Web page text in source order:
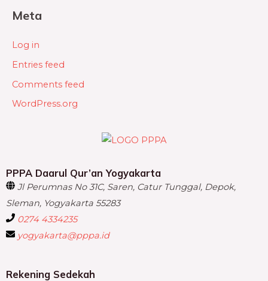
Meta
Log in
Entries feed
Comments feed
WordPress.org
PPPA Daarul Qur’an Yogyakarta
Jl Perumnas No 31C, Saren, Catur Tunggal, Depok,
Sleman, Yogyakarta 55283
0274 4334235
yogyakarta@pppa.id
Rekening Sedekah